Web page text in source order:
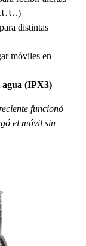
para distintas
móviles en
agua (IPX3)
funcionó
el móvil sin